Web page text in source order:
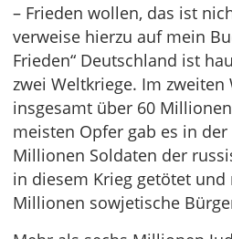
– Frieden wollen, das ist
verweise hierzu auf mein
Frieden“ Deutschland ist
zwei Weltkriege. Im zweiten
insgesamt über 60
meisten Opfer gab es in
Millionen Soldaten der
in diesem Krieg getötet und
Millionen sowjetische